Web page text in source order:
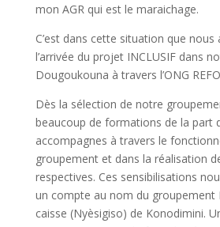
mon AGR qui est le maraichage.
C’est dans cette situation que nous
l’arrivée du projet INCLUSIF dans
Dougoukouna à travers l’ONG
Dès la sélection de notre
beaucoup de formations de la part
accompagnes à travers le
groupement et dans la réalisation
respectives. Ces sensibilisations
un compte au nom du groupement
caisse (Nyèsigiso) de Konodimini.